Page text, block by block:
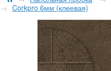
→ Corkpro 6мм (клеевая)